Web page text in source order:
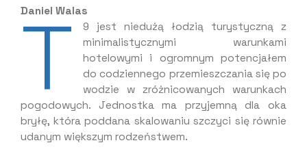
Daniel Walas
T
9 jest niedużą łodzią turystyczną z
minimalistycznymi warunkami
hotelowymi i ogromnym potencjałem
do codziennego przemieszczania się po
wodzie w zróżnicowanych warunkach
pogodowych. Jednostka ma przyjemną dla oka
bryłę, która poddana skalowaniu szczyci się równie
udanym większym rodzeństwem.